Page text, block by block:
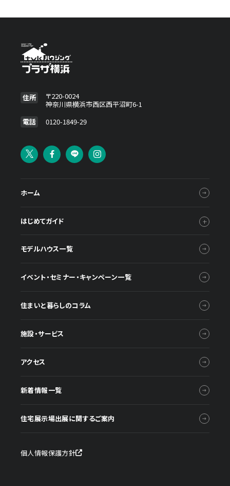
住所
〒220-0024
神奈川県横浜市西区西平沼町6-1
電話
0120-1849-29
ホーム
はじめてガイド
モデルハウス一覧
イベント・セミナー・キャンペーン一覧
住まいと暮らしのコラム
施設・サービス
アクセス
新着情報一覧
住宅展示場出展に関するご案内
個人情報保護方針